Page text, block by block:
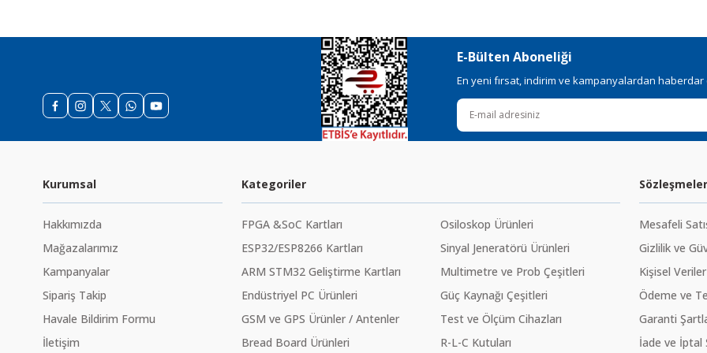
E-Bülten Aboneliği
En yeni fırsat, indirim ve kampanyalardan haberdar
Kurumsal
Hakkımızda
Mağazalarımız
Kampanyalar
Sipariş Takip
Havale Bildirim Formu
İletişim
Kategoriler
FPGA &SoC Kartları
ESP32/ESP8266 Kartları
ARM STM32 Geliştirme Kartları
Endüstriyel PC Ürünleri
GSM ve GPS Ürünler / Antenler
Bread Board Ürünleri
Osiloskop Ürünleri
Sinyal Jeneratörü Ürünleri
Multimetre ve Prob Çeşitleri
Güç Kaynağı Çeşitleri
Test ve Ölçüm Cihazları
R-L-C Kutuları
Sözleşmeler
Mesafeli
Gizlilik ve
Kişisel
Ödeme ve
Garanti
İade ve İptal